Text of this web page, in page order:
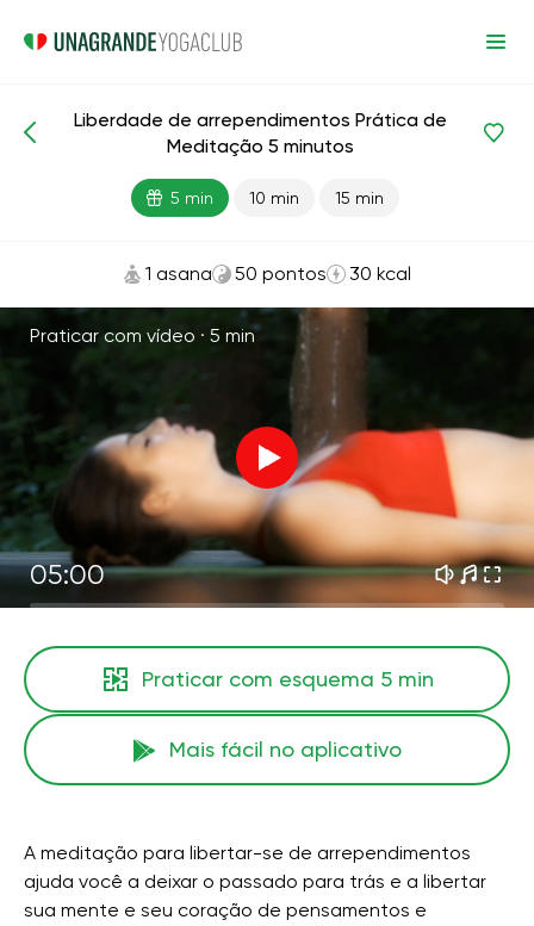
Meditação e respiração Arrependimento
Liberdade de arrependimentos Prática de
Meditação 5 minutos
5 min 10 min 15 min
1 asana 50 pontos 30 kcal
Praticar com vídeo · 5 min
05:00
Praticar com esquema 5 min
Mais fácil no aplicativo
A meditação para libertar-se de arrependimentos
ajuda você a deixar o passado para trás e a libertar
sua mente e seu coração de pensamentos e